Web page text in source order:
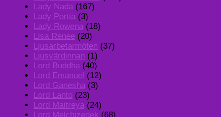
Lady Nada (167)
Lady Portia (3)
Lady Rowena (18)
Lisa Renee (20)
Ljusarbetarmöten (37)
Ljusvärdinnan (1)
Lord Buddha (40)
Lord Emanuel (12)
Lord Ganesha (3)
Lord Lanto (23)
Lord Maitreya (24)
Lord Melchizedek (68)